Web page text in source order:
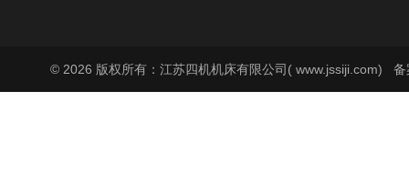
© 2026 版权所有：江苏四机机床有限公司( www.jssiji.com) 备